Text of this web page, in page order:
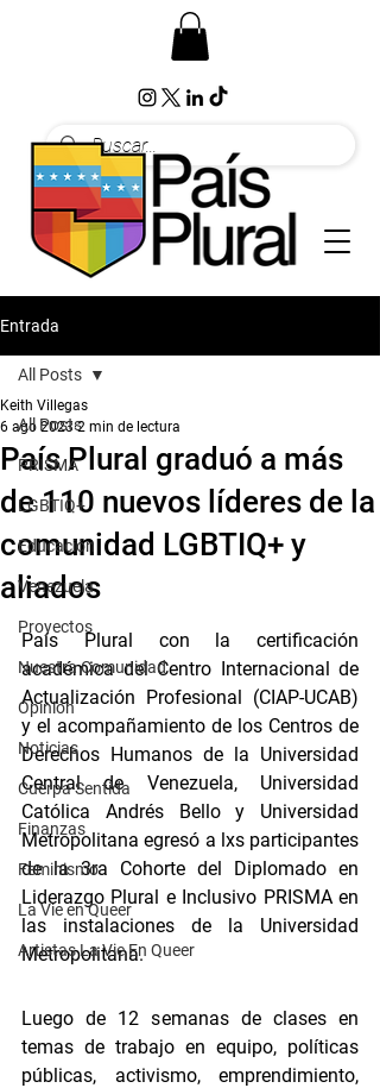
Entrada
All Posts
PRISMA
LGBTIQ+
Educación
Venezuela
Proyectos
Nuestra Comunidad
Opinión
Noticias
Cuerpa Sentida
Finanzas
Feminismo
La Vie en Queer
Artistas La Vie En Queer
All Posts
País Plural graduó a más
de 110 nuevos líderes de la
comunidad LGBTIQ+ y
aliados
Keith Villegas
6 ago 2023 2 min de lectura
País Plural con la certificación
académica del Centro Internacional de
Actualización Profesional (CIAP-UCAB)
y el acompañamiento de los Centros de
Derechos Humanos de la Universidad
Central de Venezuela, Universidad
Católica Andrés Bello y Universidad
Metropolitana egresó a lxs participantes
de la 3ra Cohorte del Diplomado en
Liderazgo Plural e Inclusivo PRISMA en
las instalaciones de la Universidad
Metropolitana.
Luego de 12 semanas de clases en
temas de trabajo en equipo, políticas
públicas, activismo, emprendimiento,